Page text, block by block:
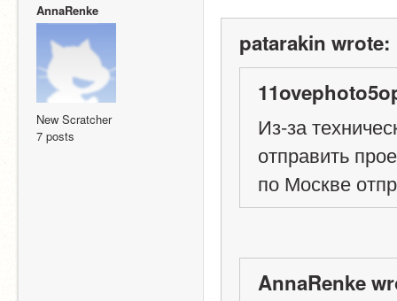
AnnaRenke
New Scratcher
7 posts
patarakin wrote:
Из-за
отправить
по Москве
AnnaRenke